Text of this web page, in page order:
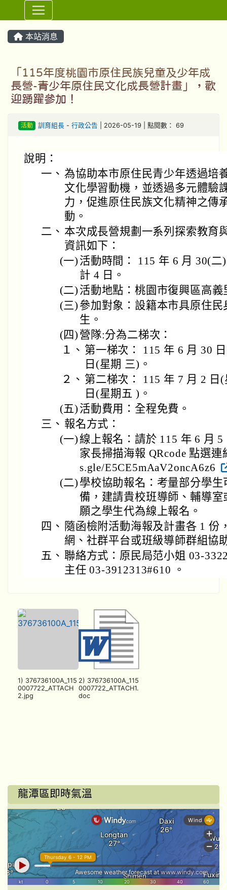
⏸
本站消息
「115年度桃園市原住民族兒童及少年成
長營-青少年原住民文化成長營計畫」，歡
迎踴躍參加！
活動 訓育組長- 行政公告 | 2026-05-19 | 點閱數： 69
說明：
一、 為協助本市原住民青少年透過培
文化學習動機，並透過多元體驗
力，促進原住民族文化精神之傳
動。
二、 本次成長營規劃一系列探索教育
資訊如下：
(一) 活動時間： 115 年 6 月 30(
計 4 日。
(二) 活動地點：桃園市復興區高義
(三) 參加對象：設籍本市具原住
生。
(四) 營隊:分為二梯次：
１、 第一梯次： 115 年 6 月 30
日(星期 三)。
２、 第二梯次： 115 年 7 月 2 日
日(星期五 )。
(五) 活動費用：全程免費。
三、 報名方式：
(一)線上報名：請於 115 年 6 月
家長掃描海報 QRcode 點選
s.gle/E5CE5mAaV2oncA6z6
(二) 學校協助報名：考量部分學
備，建請貴校班導師、輔導
願之學生代為線上報名。
四、 隨函檢附活動海報及計畫各 1 份
網、社群平台或班級導師群組協
五、 聯絡方式：原民局范小姐 03-
主任 03-3912313#610 。
1) 376736100A_115
0007722_ATTACH
2.jpg
2) 376736100A_115
0007722_ATTACH1.
doc
龍潭區即時氣溫